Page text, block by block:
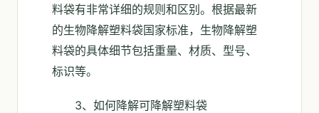
料袋有非常详细的规则和区别。根据最新
的生物降解塑料袋国家标准，生物降解塑
料袋的具体细节包括重量、材质、型号、
标识等。
3、如何降解可降解塑料袋